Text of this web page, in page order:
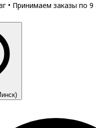
• Принимаем заказы по 9